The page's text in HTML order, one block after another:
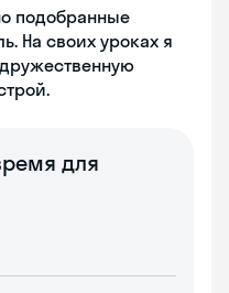
подобранные
На своих уроках я
для